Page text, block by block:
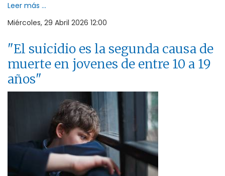
Leer más ...
Miércoles, 29 Abril 2026 12:00
"El suicidio es la segunda causa de
muerte en jovenes de entre 10 a 19
años"